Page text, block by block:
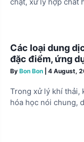
Các loại dung
đặc điểm, ứng
By Bon Bon 4 August,
Trong xử lý khí thải,
hóa học nói chung,